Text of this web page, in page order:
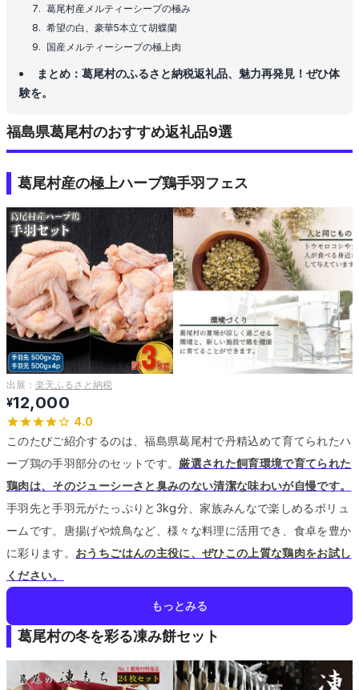
葛尾村産メルティーシープの極み
希望の白、豪華5本立て胡蝶蘭
国産メルティーシープの極上肉
まとめ：葛尾村のふるさと納税返礼品、魅力再発見！ぜひ体
験を。
福島県葛尾村のおすすめ返礼品9選
葛尾村産の極上ハーブ鶏手羽フェス
出展： 楽天ふるさと納税
¥12,000
4.0
このたびご紹介するのは、福島県葛尾村で丹精込めて育てられたハ
ーブ鶏の手羽部分のセットです。 厳選された飼育環境で育てられた
鶏肉は、そのジューシーさと臭みのない清潔な味わいが自慢です。
手羽先と手羽元がたっぷりと3kg分、家族みんなで楽しめるボリュ
ームです。
唐揚げや焼鳥など、様々な料理に活用でき、食卓を豊か
に彩ります。 おうちごはんの主役に、ぜひこの上質な鶏肉をお試し
ください。
もっとみる
葛尾村の冬を彩る凍み餅セット